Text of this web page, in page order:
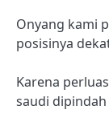
Onyang kami
posisinya
Karena
saudi dipindah